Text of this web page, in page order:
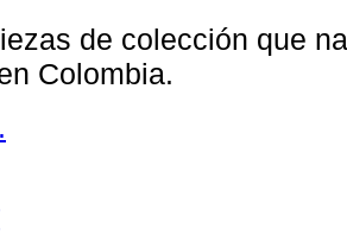
de colección que
Colombia.